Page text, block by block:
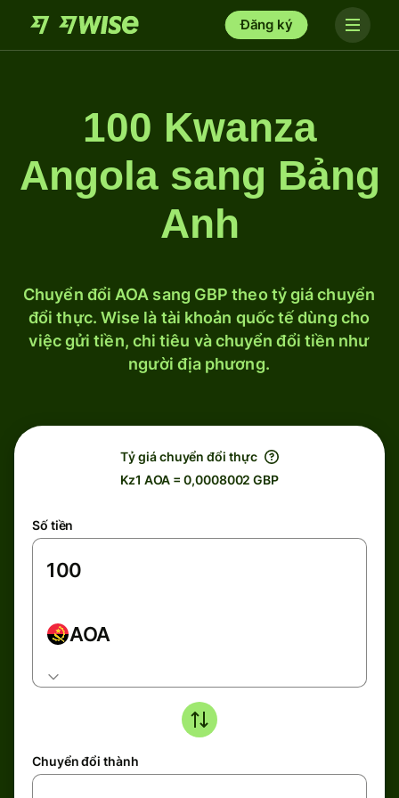
Đăng ký
100 Kwanza
Angola sang Bảng
Anh
Chuyển đổi AOA sang GBP theo tỷ giá chuyển
đổi thực. Wise là tài khoản quốc tế dùng cho
việc gửi tiền, chi tiêu và chuyển đổi tiền như
người địa phương.
Tỷ giá chuyển đổi thực
Kz1 AOA = 0,0008002 GBP
Số tiền
AOA
Chuyển đổi thành